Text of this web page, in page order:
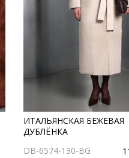
ИТАЛЬЯНСКАЯ БЕЖЕВАЯ
ДУБЛЁНКА
DB-6574-130-BG